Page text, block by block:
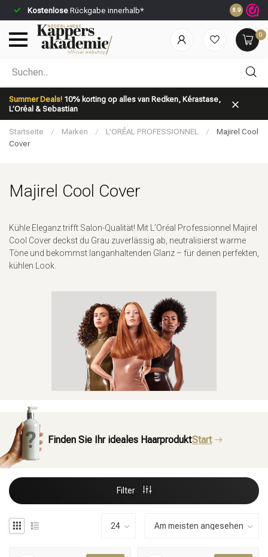
Kostenlose Rückgabe innerhalb* Vor 23:59
8.9
0
Summer Deals! 10% korting op alles van Redken, Kérastase,
L’Oréal & Sebastian
Nach welcher Kategorie suchst du?
Marken
Startseite / Marken / L'ORÉAL PROFESSIONNEL /
Majirel Cool
Cover
Majirel Cool Cover
Kühle Eleganz trifft Salon-Qualität! Mit L’Oréal Professionnel Majirel
Cool Cover deckst du Grau zuverlässig ab, neutralisierst warme
Töne und bekommst langanhaltenden Glanz – für deinen perfekten,
kühlen Look.
Finden Sie Ihr ideales HaarproduktStart
Filter